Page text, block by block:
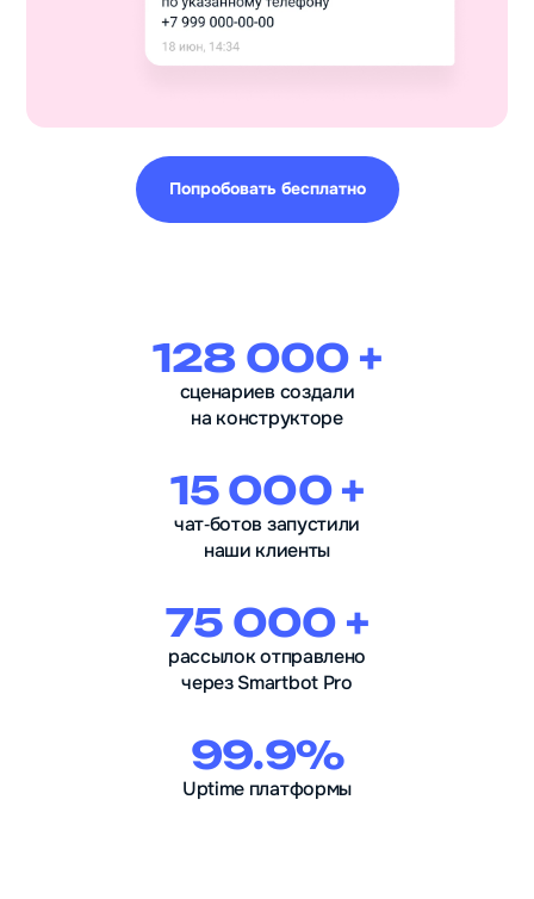
Попробовать бесплатно
128 000 +
сценариев создали
на конструкторе
15 000 +
чат‑ботов запустили
наши клиенты
75 000 +
рассылок отправлено
через Smartbot Pro
99.9%
Uptime платформы